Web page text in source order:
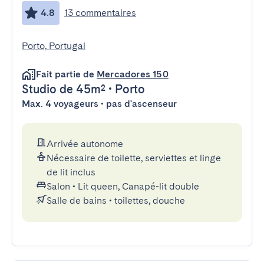
4.8 13 commentaires
Porto, Portugal
Fait partie de Mercadores 150
Studio de 45m² • Porto
Max. 4 voyageurs • pas d'ascenseur
Arrivée autonome
Nécessaire de toilette, serviettes et linge
de lit inclus
Salon • Lit queen, Canapé-lit double
Salle de bains • toilettes, douche